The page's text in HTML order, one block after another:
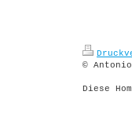
© Antonio
Diese